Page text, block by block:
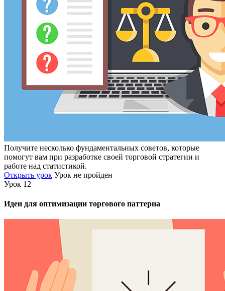
Получите несколько фундаментальных советов, которые
помогут вам при разработке своей торговой стратегии и
работе над статистикой.
Открыть урок Урок не пройден
Урок 12
Идеи для оптимизации торгового паттерна